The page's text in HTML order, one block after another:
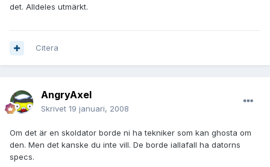
det. Alldeles utmärkt.
Citera
AngryAxel
Skrivet 19 januari, 2008
Om det är en skoldator borde ni ha tekniker som kan ghosta om
den. Men det kanske du inte vill. De borde iallafall ha datorns
specs.